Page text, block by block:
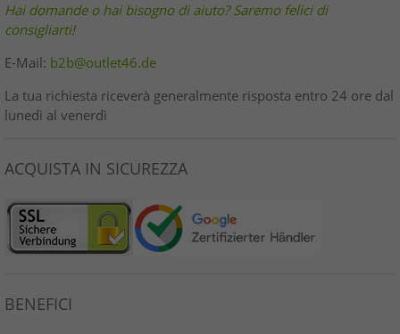
Hai domande o hai bisogno di aiuto? Saremo felici di
consigliarti!
E-Mail: b2b@outlet46.de
La tua richiesta riceverà generalmente risposta entro 24 ore dal
lunedì al venerdì
ACQUISTA IN SICUREZZA
BENEFICI